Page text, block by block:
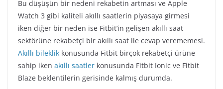
Bu düşüşün bir nedeni rekabetin artması ve Apple
Watch 3 gibi kaliteli akıllı saatlerin piyasaya girmesi
iken diğer bir neden ise Fitbit’in gelişen akıllı saat
sektörüne rekabetçi bir akıllı saat ile cevap verememesi.
Akıllı bileklik konusunda Fitbit birçok rekabetçi ürüne
sahip iken akıllı saatler konusunda Fitbit Ionic ve Fitbit
Blaze beklentilerin gerisinde kalmış durumda.